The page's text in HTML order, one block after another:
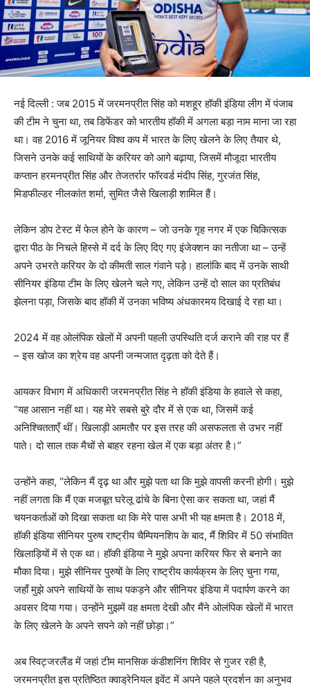
नई दिल्ली : जब 2015 में जरमनप्रीत सिंह को मशहूर हॉकी इंडिया लीग में पंजाब
की टीम ने चुना था, तब डिफेंडर को भारतीय हॉकी में अगला बड़ा नाम माना जा रहा
था। वह 2016 में जूनियर विश्व कप में भारत के लिए खेलने के लिए तैयार थे,
जिसने उनके कई साथियों के करियर को आगे बढ़ाया, जिसमें मौजूदा भारतीय
कप्तान हरमनप्रीत सिंह और तेजतर्रार फॉरवर्ड मंदीप सिंह, गुरजंत सिंह,
मिडफील्डर नीलकांत शर्मा, सुमित जैसे खिलाड़ी शामिल हैं।
लेकिन डोप टेस्ट में फेल होने के कारण – जो उनके गृह नगर में एक चिकित्सक
द्वारा पीठ के निचले हिस्से में दर्द के लिए दिए गए इंजेक्शन का नतीजा था – उन्हें
अपने उभरते करियर के दो कीमती साल गंवाने पड़े। हालांकि बाद में उनके साथी
सीनियर इंडिया टीम के लिए खेलने चले गए, लेकिन उन्हें दो साल का प्रतिबंध
झेलना पड़ा, जिसके बाद हॉकी में उनका भविष्य अंधकारमय दिखाई दे रहा था।
2024 में वह ओलंपिक खेलों में अपनी पहली उपस्थिति दर्ज कराने की राह पर हैं
– इस खोज का श्रेय वह अपनी जन्मजात दृढ़ता को देते हैं।
आयकर विभाग में अधिकारी जरमनप्रीत सिंह ने हॉकी इंडिया के हवाले से कहा,
“यह आसान नहीं था। यह मेरे सबसे बुरे दौर में से एक था, जिसमें कई
अनिश्चितताएँ थीं। खिलाड़ी आमतौर पर इस तरह की असफलता से उभर नहीं
पाते। दो साल तक मैचों से बाहर रहना खेल में एक बड़ा अंतर है।”
उन्होंने कहा, “लेकिन मैं दृढ़ था और मुझे पता था कि मुझे वापसी करनी होगी। मुझे
नहीं लगता कि मैं एक मजबूत घरेलू ढांचे के बिना ऐसा कर सकता था, जहां मैं
चयनकर्ताओं को दिखा सकता था कि मेरे पास अभी भी यह क्षमता है। 2018 में,
हॉकी इंडिया सीनियर पुरुष राष्ट्रीय चैम्पियनशिप के बाद, मैं शिविर में 50 संभावित
खिलाड़ियों में से एक था। हॉकी इंडिया ने मुझे अपना करियर फिर से बनाने का
मौका दिया। मुझे सीनियर पुरुषों के लिए राष्ट्रीय कार्यक्रम के लिए चुना गया,
जहाँ मुझे अपने साथियों के साथ पकड़ने और सीनियर इंडिया में पदार्पण करने का
अवसर दिया गया। उन्होंने मुझमें वह क्षमता देखी और मैंने ओलंपिक खेलों में भारत
के लिए खेलने के अपने सपने को नहीं छोड़ा।”
अब स्विट्जरलैंड में जहां टीम मानसिक कंडीशनिंग शिविर से गुजर रही है,
जरमनप्रीत इस प्रतिष्ठित क्वाड्रेनियल इवेंट में अपने पहले प्रदर्शन का अनुभव